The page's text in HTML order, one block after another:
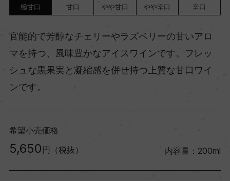
極甘口 甘口 やや甘口 やや辛口 辛口
官能的で芳醇なチェリーやラズベリーの甘いアロ
マを持つ、風味豊かなアイスワインです。フレッ
シュな黒果実と凝縮感を併せ持つ上質な甘口ワイ
ンです。
希望小売価格
5,650 円（税抜） 内容量：200ml